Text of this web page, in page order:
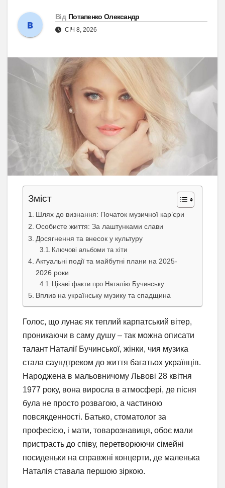
Від Потапенко Олександр
СІЧ 8, 2026
Зміст
Шлях до визнання: Початок музичної кар’єри
Особисте життя: За лаштунками слави
Досягнення та внесок у культуру
Ключові альбоми та хіти
Актуальні події та майбутні плани на 2025-
2026 роки
Цікаві факти про Наталію Бучинську
Вплив на українську музику та спадщина
Голос, що лунає як теплий карпатський вітер,
проникаючи в саму душу – так можна описати
талант Наталії Бучинської, жінки, чия музика
стала саундтреком до життя багатьох українців.
Народжена в мальовничому Львові 28 квітня
1977 року, вона виросла в атмосфері, де пісня
була не просто розвагою, а частиною
повсякденності. Батько, стоматолог за
професією, і мати, товарознавиця, обоє мали
пристрасть до співу, перетворюючи сімейні
посиденьки на справжні концерти, де маленька
Наталія ставала першою зіркою.